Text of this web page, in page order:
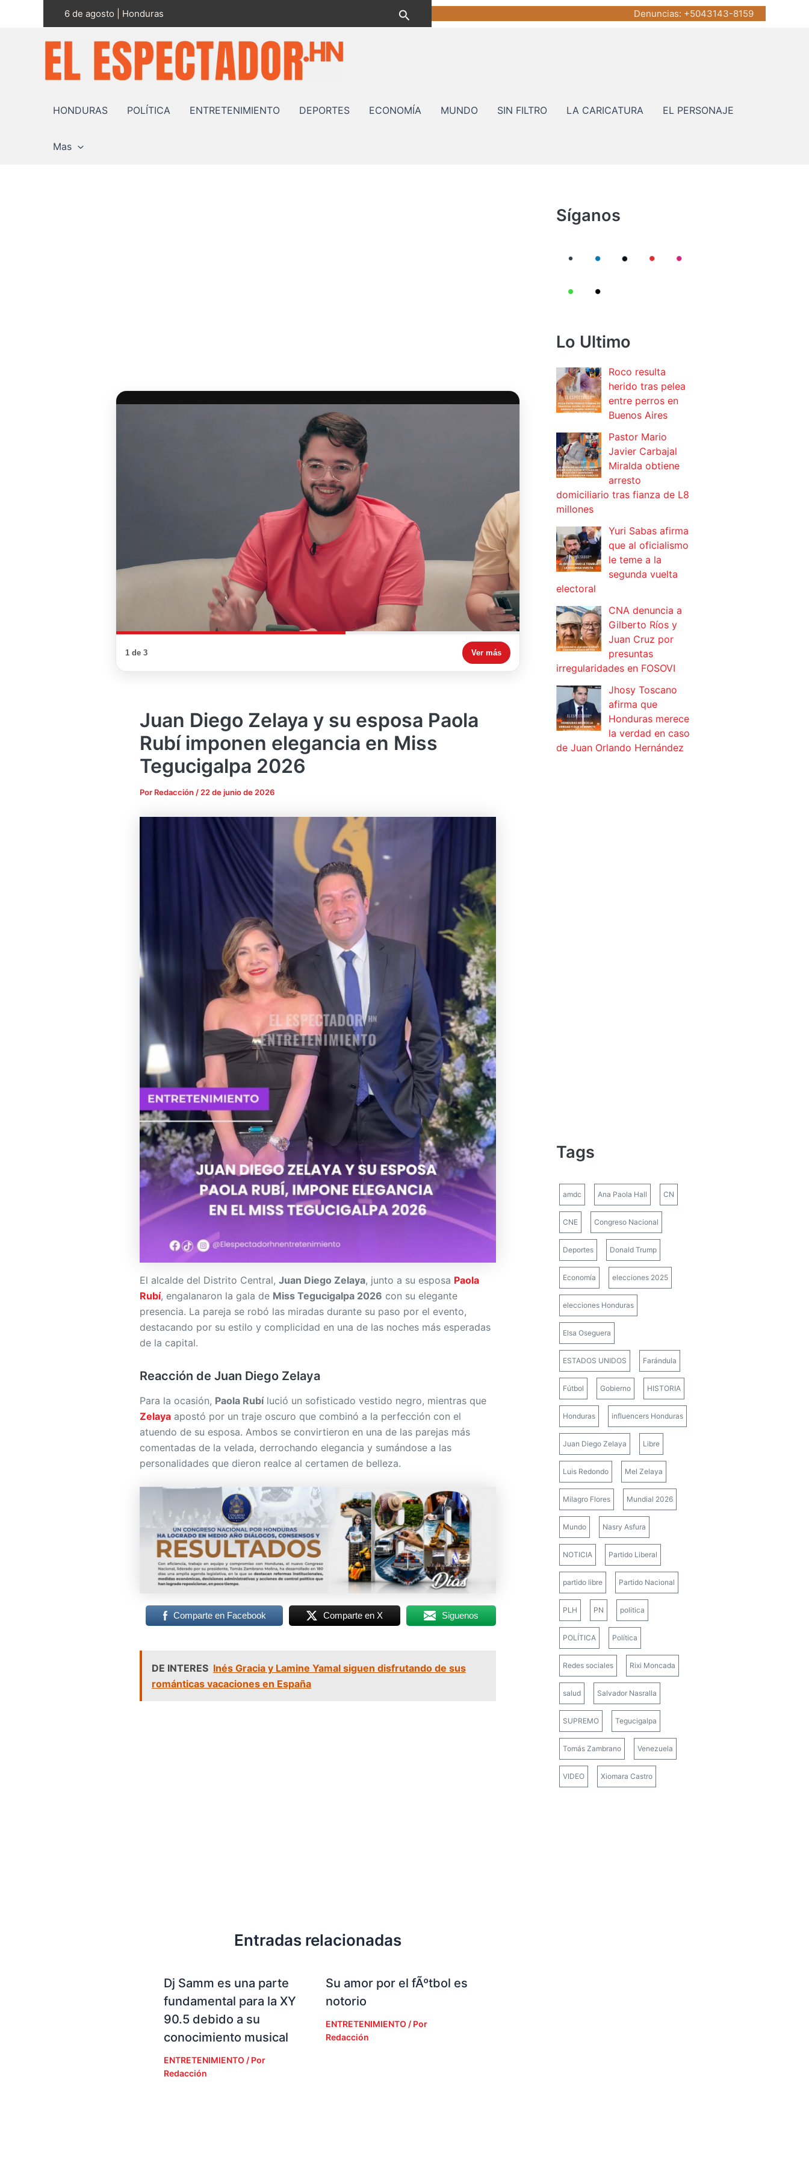
6 de agosto | Honduras Buscar Denuncias: +5043143-8159
HONDURAS POLÍTICA ENTRETENIMIENTO DEPORTES ECONOMÍA MUNDO SIN FILTRO LA CARICATURA EL PERSONAJE
Mas
1 de 3 Ver más
Juan Diego Zelaya y su esposa Paola
Rubí imponen elegancia en Miss
Tegucigalpa 2026
Por Redacción / 22 de junio de 2026
El alcalde del Distrito Central, Juan Diego Zelaya, junto a su esposa Paola
Rubí, engalanaron la gala de Miss Tegucigalpa 2026 con su elegante
presencia. La pareja se robó las miradas durante su paso por el evento,
destacando por su estilo y complicidad en una de las noches más esperadas
de la capital.
Reacción de Juan Diego Zelaya
Para la ocasión, Paola Rubílució un sofisticado vestido negro, mientras que
Zelaya apostó por un traje oscuro que combinó a la perfección con el
atuendo de su esposa. Ambos se convirtieron en una de las parejas más
comentadas de la velada, derrochando elegancia y sumándose a las
personalidades que dieron realce al certamen de belleza.
Comparte en Facebook Comparte en X Siguenos
DE INTERES Inés Gracia y Lamine Yamal siguen disfrutando de sus
románticas vacaciones en España
Entradas relacionadas
Dj Samm es una parte
fundamental para la XY
90.5 debido a su
conocimiento musical
ENTRETENIMIENTO / Por
Redacción
Su amor por el fÃºtbol es
notorio
ENTRETENIMIENTO / Por
Redacción
Síganos
Lo Ultimo
Roco resulta
herido tras pelea
entre perros en
Buenos Aires
Pastor Mario
Javier Carbajal
Miralda obtiene
arresto
domiciliario tras fianza de L8
millones
Yuri Sabas afirma
que al oficialismo
le teme a la
segunda vuelta
electoral
CNA denuncia a
Gilberto Ríos y
Juan Cruz por
presuntas
irregularidades en FOSOVI
Jhosy Toscano
afirma que
Honduras merece
la verdad en caso
de Juan Orlando Hernández
Tags
amdc Ana Paola Hall CN
CNE Congreso Nacional
Deportes Donald Trump
Economía elecciones 2025
elecciones Honduras
Elsa Oseguera
ESTADOS UNIDOS Farándula
Fútbol Gobierno HISTORIA
Honduras influencers Honduras
Juan Diego Zelaya Libre
Luis Redondo Mel Zelaya
Milagro Flores Mundial 2026
Mundo Nasry Asfura
NOTICIA Partido Liberal
partido libre Partido Nacional
PLH PN politica
POLÍTICA Política
Redes sociales Rixi Moncada
salud Salvador Nasralla
SUPREMO Tegucigalpa
Tomás Zambrano Venezuela
VIDEO Xiomara Castro